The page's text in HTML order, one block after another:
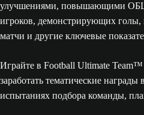
улучшениями, повышающими
игроков, демонстрирующих голы,
матчи и другие ключевые
Играйте в Football Ultimate
заработать тематические
испытаниях подбора команды,